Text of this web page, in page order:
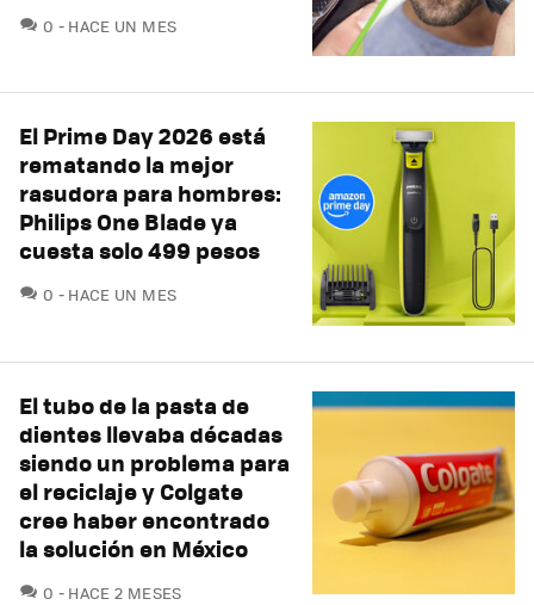
0 COMENTARIOS
HACE UN MES
El Prime Day 2026 está
rematando la mejor
rasudora para hombres:
Philips One Blade ya
cuesta solo 499 pesos
0 COMENTARIOS
HACE UN MES
El tubo de la pasta de
dientes llevaba décadas
siendo un problema para
el reciclaje y Colgate
cree haber encontrado
la solución en México
0 COMENTARIOS
HACE 2 MESES